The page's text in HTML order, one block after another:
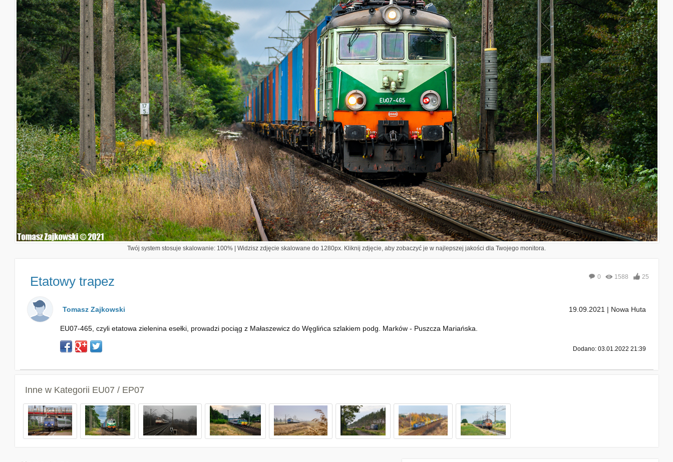
Twój system stosuje skalowanie: 100% | Widzisz zdjęcie skalowane do 1280px. Kliknij zdjęcie, aby zobaczyć je w najlepszej jakości dla Twojego monitora.
Etatowy trapez 0 1588 25
Tomasz Zajkowski 19.09.2021 | Nowa Huta
EU07-465, czyli etatowa zielenina esełki, prowadzi pociąg z Małaszewicz do Węglińca szlakiem podg. Marków - Puszcza Mariańska.
Dodano: 03.01.2022 21:39
Inne w Kategorii EU07 / EP07